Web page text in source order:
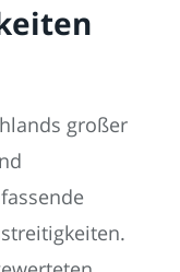
großer